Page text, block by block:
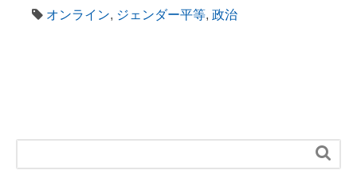
オンライン, ジェンダー平等, 政治
